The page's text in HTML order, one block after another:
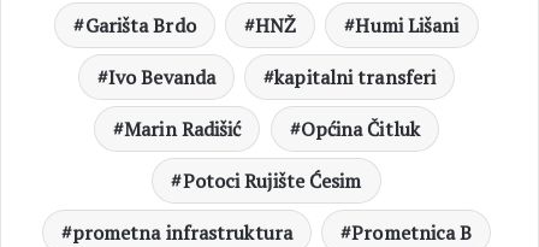
Garišta Brdo HNŽ
Humi Lišani
Ivo Bevanda
kapitalni transferi
Marin Radišić
Općina Čitluk
Potoci Rujište Ćesim
prometna infrastruktura
Prometnica B